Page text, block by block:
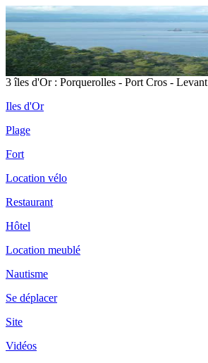
3 îles d'Or : Porquerolles - Port Cros - Levant
Iles d'Or
Plage
Fort
Location vélo
Restaurant
Hôtel
Location meublé
Nautisme
Se déplacer
Site
Vidéos